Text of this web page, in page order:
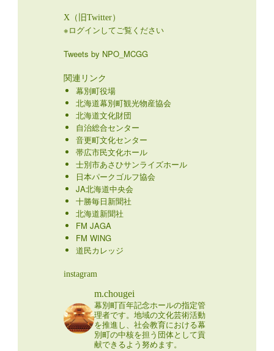
X（旧Twitter）
※ログインしてご覧ください
Tweets by NPO_MCGG
関連リンク
幕別町役場
北海道幕別町観光物産協会
北海道文化財団
自治総合センター
音更町文化センター
帯広市民文化ホール
士別市あさひサンライズホール
日本パークゴルフ協会
JA北海道中央会
十勝毎日新聞社
北海道新聞社
FM JAGA
FM WING
道民カレッジ
instagram
m.chougei
幕別町百年記念ホールの指定管
理者です。地域の文化芸術活動
を推進し、社会教育における幕
別町の中核を担う団体として貢
献できるよう努めます。